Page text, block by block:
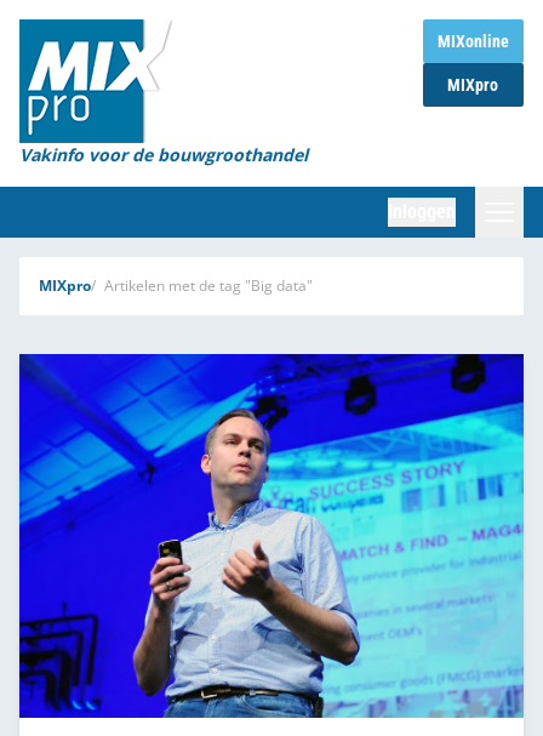
MIXonline
MIXpro
Vakinfo voor de bouwgroothandel
Home
Magazines
Organisaties
Marktcijfers
Word abonnee
Partners
MIXpro Artikelen met de tag "Big data"